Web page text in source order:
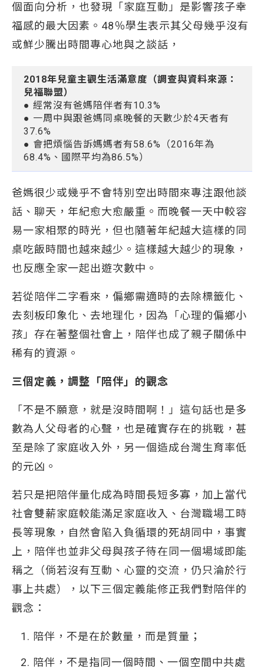
個面向分析，也發現「家庭互動」是影響孩子幸
福感的最大因素。48％學生表示其父母幾乎沒有
或鮮少騰出時間專心地與之談話，
2018年兒童主觀生活滿意度（調查與資料來源：
兒福聯盟）
● 經常沒有爸媽陪伴者有10.3%
● 一周中與跟爸媽同桌晚餐的天數少於4天者有
37.6%
● 會把煩惱告訴媽媽者有58.6%（2016年為
68.4%、國際平均為86.5%）
爸媽很少或幾乎不會特別空出時間來專注跟他談
話、聊天，年紀愈大愈嚴重。而晚餐一天中較容
易一家相聚的時光，但也隨著年紀越大這樣的同
桌吃飯時間也越來越少。這樣越大越少的現象，
也反應全家一起出遊次數中。
若從陪伴二字看來，偏鄉需適時的去除標籤化、
去刻板印象化、去地理化，因為「心理的偏鄉小
孩」存在著整個社會上，陪伴也成了親子關係中
稀有的資源。
三個定義，調整「陪伴」的觀念
「不是不願意，就是沒時間啊！」這句話也是多
數為人父母者的心聲，也是確實存在的挑戰，甚
至是除了家庭收入外，另一個造成台灣生育率低
的元凶。
若只是把陪伴量化成為時間長短多寡，加上當代
社會雙薪家庭較能滿足家庭收入、台灣職場工時
長等現象，自然會陷入負循環的死胡同中，事實
上，陪伴也並非父母與孩子待在同一個場域即能
稱之（倘若沒有互動、心靈的交流，仍只淪於行
事上共處），以下三個定義能修正我們對陪伴的
觀念：
陪伴，不是在於數量，而是質量；
陪伴，不是指同一個時間、一個空間中共處